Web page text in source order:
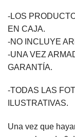
-LOS
EN CAJA.
-NO INCLUYE
-UNA VEZ
GARANTÍA.
-TODAS LAS
ILUSTRATIVAS.
Una vez que